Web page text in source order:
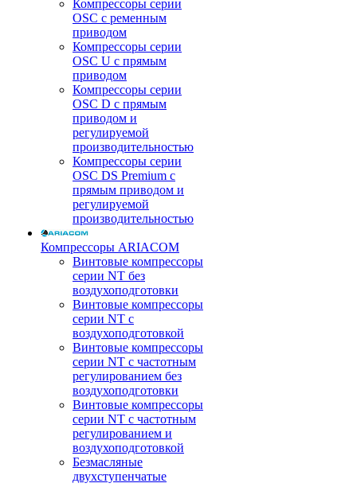
Компрессоры серии
OSC с ременным
приводом
Компрессоры серии
OSC U с прямым
приводом
Компрессоры серии
OSC D с прямым
приводом и
регулируемой
производительностью
Компрессоры серии
OSC DS Premium с
прямым приводом и
регулируемой
производительностью
Компрессоры ARIACOM
Винтовые компрессоры
серии NT без
воздухоподготовки
Винтовые компрессоры
серии NT c
воздухоподготовкой
Винтовые компрессоры
серии NT с частотным
регулированием без
воздухоподготовки
Винтовые компрессоры
серии NT с частотным
регулированием и
воздухоподготовкой
Безмасляные
двухступенчатые